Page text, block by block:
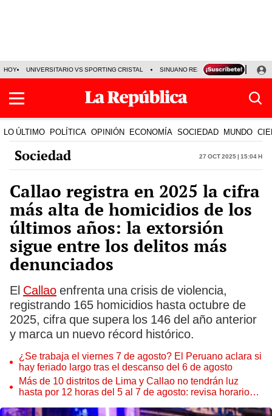
HOY UNIVERSITARIO VS SPORTING CRISTAL SINUANO RESULTADOS HOY
LO ÚLTIMO POLÍTICA OPINIÓN ECONOMÍA SOCIEDAD MUNDO
Sociedad 27 Oct 2025 | 15:04 h
Callao registra en 2025 la cifra
más alta de homicidios de los
últimos años: la extorsión
sigue entre los delitos más
denunciados
El Callao enfrenta una crisis de violencia,
registrando 165 homicidios hasta octubre de
2025, cifra que supera los 146 del año anterior
y marca un nuevo récord histórico.
¿Se trabaja el viernes 7 de agosto? El Peruano aclara si
hay feriado largo tras el descanso del 6 de agosto
Más de 10 distritos de Lima y Callao no tendrán luz
hasta por 12 horas del 5 al 7 de agosto: revisa horarios y